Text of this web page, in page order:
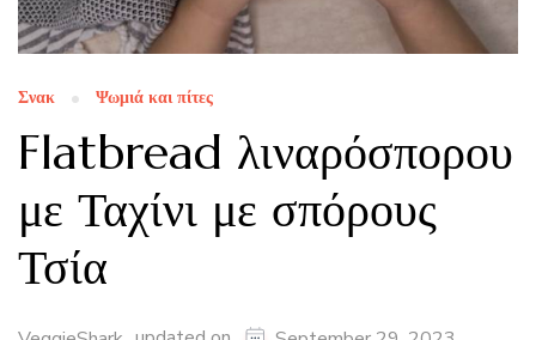
Σνακ Ψωμιά και πίτες
Flatbread λιναρόσπορου
με Ταχίνι με σπόρους
Τσία